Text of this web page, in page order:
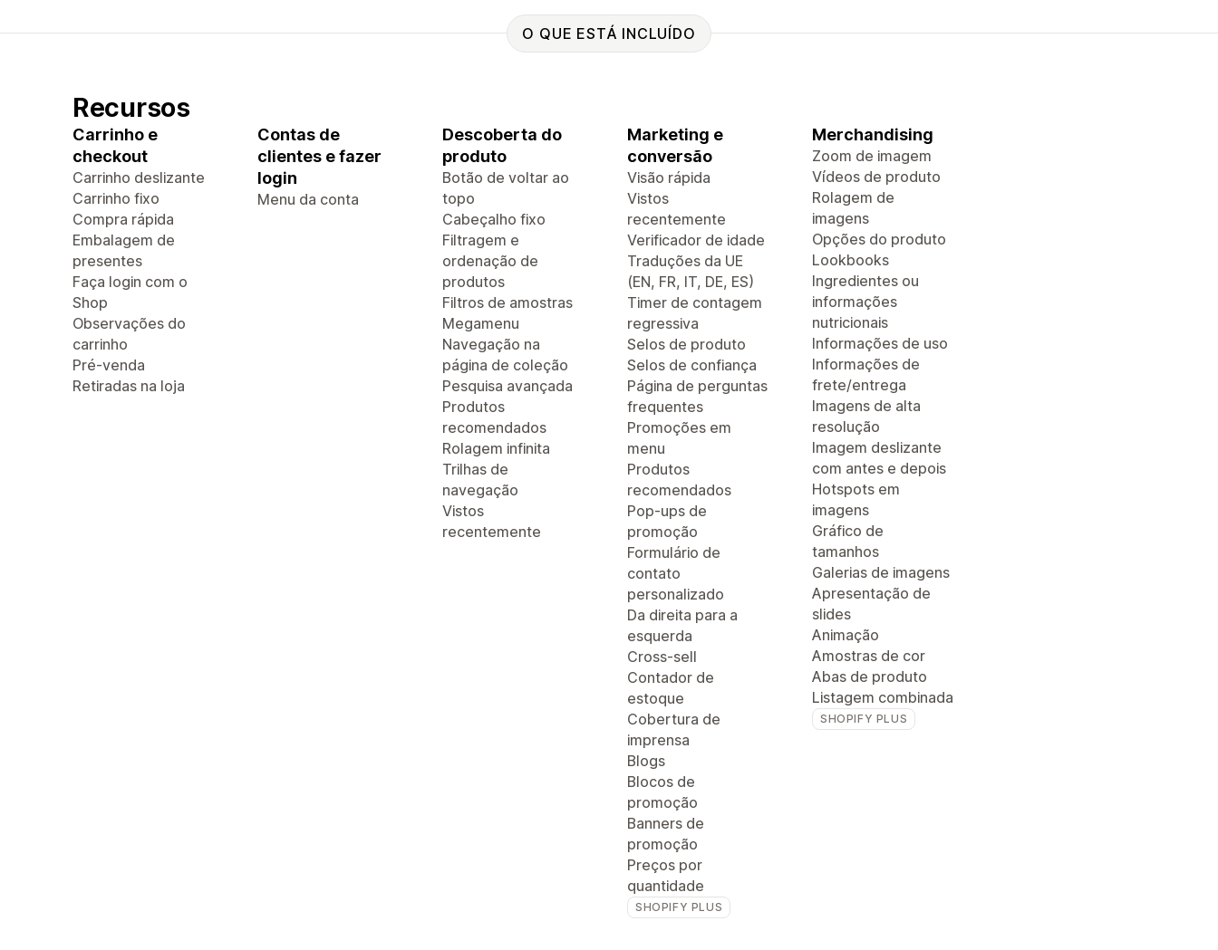
O QUE ESTÁ INCLUÍDO
Recursos
Carrinho e
checkout
Carrinho deslizante
Carrinho fixo
Compra rápida
Embalagem de
presentes
Faça login com o
Shop
Observações do
carrinho
Pré-venda
Retiradas na loja
Contas de
clientes e fazer
login
Menu da conta
Descoberta do
produto
Botão de voltar ao
topo
Cabeçalho fixo
Filtragem e
ordenação de
produtos
Filtros de amostras
Megamenu
Navegação na
página de coleção
Pesquisa avançada
Produtos
recomendados
Rolagem infinita
Trilhas de
navegação
Vistos
recentemente
Marketing e
conversão
Visão rápida
Vistos
recentemente
Verificador de idade
Traduções da UE
(EN, FR, IT, DE, ES)
Timer de contagem
regressiva
Selos de produto
Selos de confiança
Página de perguntas
frequentes
Promoções em
menu
Produtos
recomendados
Pop-ups de
promoção
Formulário de
contato
personalizado
Da direita para a
esquerda
Cross-sell
Contador de
estoque
Cobertura de
imprensa
Blogs
Blocos de
promoção
Banners de
promoção
Preços por
quantidade
SHOPIFY PLUS
Merchandising
Zoom de imagem
Vídeos de produto
Rolagem de
imagens
Opções do produto
Lookbooks
Ingredientes ou
informações
nutricionais
Informações de uso
Informações de
frete/entrega
Imagens de alta
resolução
Imagem deslizante
com antes e depois
Hotspots em
imagens
Gráfico de
tamanhos
Galerias de imagens
Apresentação de
slides
Animação
Amostras de cor
Abas de produto
Listagem combinada
SHOPIFY PLUS